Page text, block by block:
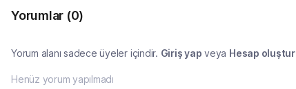
Yorumlar (0)
Yorum alanı sadece üyeler içindir. Giriş yap veya Hesap oluştur
Henüz yorum yapılmadı